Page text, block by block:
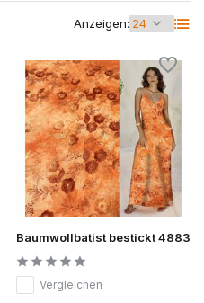
Anzeigen:
Baumwollbatist bestickt 4883
Vergleichen